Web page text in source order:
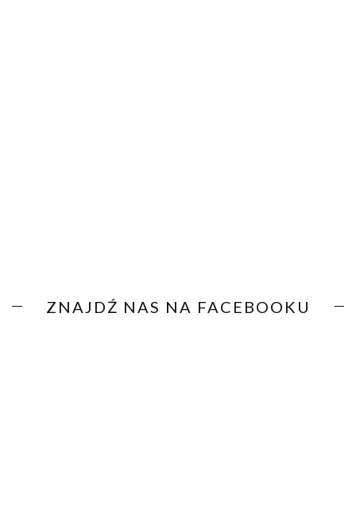
ZNAJDŹ NAS NA FACEBOOKU